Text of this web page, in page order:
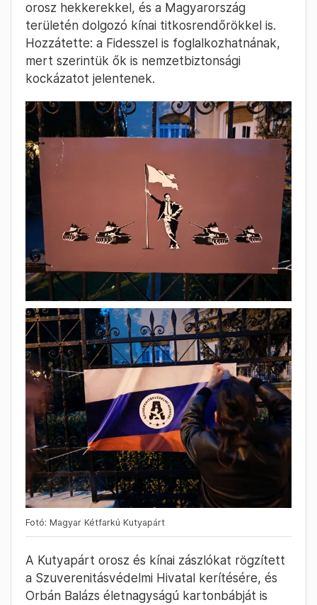
orosz hekkerekkel, és a Magyarország
területén dolgozó kínai titkosrendőrökkel is.
Hozzátette: a Fidesszel is foglalkozhatnának,
mert szerintük ők is nemzetbiztonsági
kockázatot jelentenek.
Fotó: Magyar Kétfarkú Kutyapárt
A Kutyapárt orosz és kínai zászlókat rögzített
a Szuverenitásvédelmi Hivatal kerítésére, és
Orbán Balázs életnagyságú kartonbábját is